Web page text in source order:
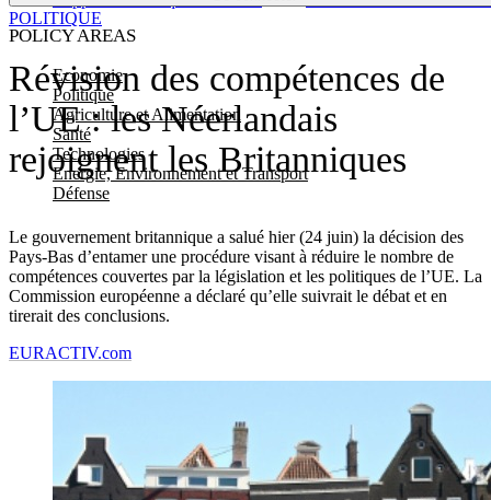
POLICY AREAS
Economie
Politique
Agriculture et Alimentation
Santé
Technologies
Energie, Environnement et Transport
Défense
Révision des compétences de
l’UE : les Néerlandais
rejoignent les Britanniques
Le gouvernement britannique a salué hier (24 juin) la décision des
Pays-Bas d’entamer une procédure visant à réduire le nombre de
compétences couvertes par la législation et les politiques de l’UE. La
Commission européenne a déclaré qu’elle suivrait le débat et en
tirerait des conclusions.
POLITIQUE
EURACTIV.com